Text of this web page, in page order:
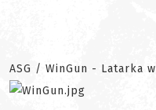
ASG / WinGun - Latarka